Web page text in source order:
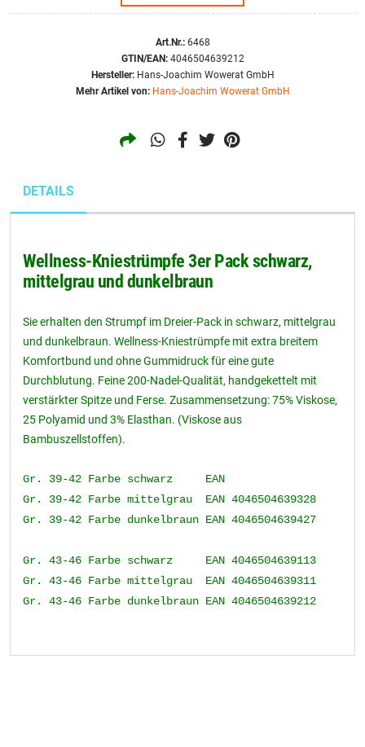
Art.Nr.:6468
GTIN/EAN:4046504639212
Hersteller: Hans-Joachim Wowerat GmbH
Mehr Artikel von: Hans-Joachim Wowerat GmbH
DETAILS
Wellness-Kniestrümpfe 3er Pack schwarz,
mittelgrau und dunkelbraun
Sie erhalten den Strumpf im Dreier-Pack in schwarz, mittelgrau
und dunkelbraun. Wellness-Kniestrümpfe mit extra breitem
Komfortbund und ohne Gummidruck für eine gute
Durchblutung. Feine 200-Nadel-Qualität, handgekettelt mit
verstärkter Spitze und Ferse. Zusammensetzung: 75% Viskose,
25 Polyamid und 3% Elasthan. (Viskose aus
Bambuszellstoffen).
Gr. 39-42 Farbe schwarz EAN
Gr. 39-42 Farbe mittelgrau EAN 4046504639328
Gr. 39-42 Farbe dunkelbraun EAN 4046504639427
Gr. 43-46 Farbe schwarz EAN 4046504639113
Gr. 43-46 Farbe mittelgrau EAN 4046504639311
Gr. 43-46 Farbe dunkelbraun EAN 4046504639212